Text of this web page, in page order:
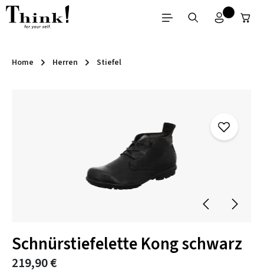
Zum Hauptinhalt springen
Home Herren Stiefel
Schnürstiefelette Kong schwarz
219,90 €